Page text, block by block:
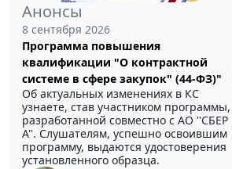
Анонсы
8 сентября 2026
Программа повышения
квалификации "О контрактной
системе в сфере закупок" (44-ФЗ)"
Об актуальных изменениях в КС
узнаете, став участником программы,
разработанной совместно с АО ''СБЕР
А". Слушателям, успешно освоившим
программу, выдаются удостоверения
установленного образца.